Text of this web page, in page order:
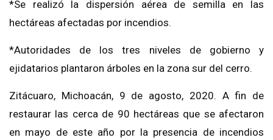
*Se realizó la dispersión aérea de semilla en las
hectáreas afectadas por incendios.
*Autoridades de los tres niveles de gobierno y
ejidatarios plantaron árboles en la zona sur del cerro.
Zitácuaro, Michoacán, 9 de agosto, 2020. A fin de
restaurar las cerca de 90 hectáreas que se afectaron
en mayo de este año por la presencia de incendios